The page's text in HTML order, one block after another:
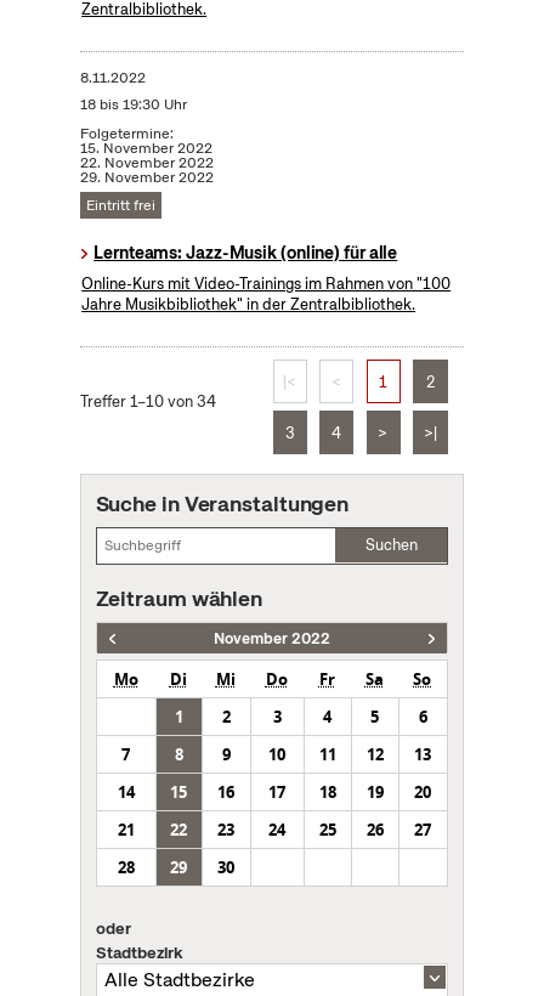
Zentralbibliothek.
8.11.2022
18 bis 19:30 Uhr
Folgetermine:
15. November 2022
22. November 2022
29. November 2022
Eintritt frei
Lernteams: Jazz-Musik (online) für alle
Online-Kurs mit Video-Trainings im Rahmen von "100
Jahre Musikbibliothek" in der Zentralbibliothek.
Treffer 1–10 von 34
|< < 1 2
3 4 > >|
Suche in Veranstaltungen
Suchen
Zeitraum wählen
November 2022
Mo Di Mi Do Fr Sa
So
1
2 3 4 5
6
7
8 9 10 11 12
13
14
15 16 17 18 19
20
21
22 23 24 25 26
27
28
29 30
oder
Stadtbezirk